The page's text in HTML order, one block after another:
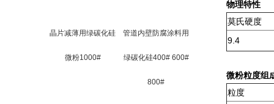
晶片减薄用绿碳化硅
微粉1000#
管道内壁防腐涂料用
绿碳化硅400# 600#
800#
物理特性
莫氏硬度
9.4
微粉粒度组
粒度